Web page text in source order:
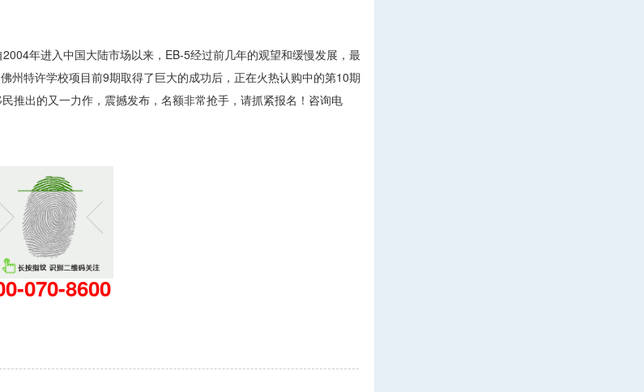
年进入中国大陆市场以来，EB-5经过前几年的观望和缓慢发展，最
州特许学校项目前9期取得了巨大的成功后，正在火热认购中的第10期
推出的又一力作，震撼发布，名额非常抢手，请抓紧报名！咨询电
070-8600